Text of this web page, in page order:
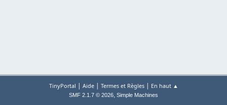
TinyPortal | Aide| Termes et Règles| En haut ▲
SMF 2.1.7 © 2026, Simple Machines